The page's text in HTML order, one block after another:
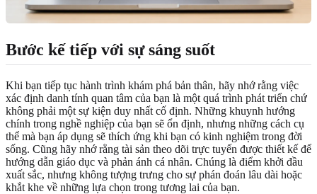
Bước kế tiếp với sự sáng suốt
Khi bạn tiếp tục hành trình khám phá bản thân, hãy nhớ rằng việc
xác định danh tính quan tâm của bạn là một quá trình phát triển chứ
không phải một sự kiện duy nhất cố định. Những khuynh hướng
chính trong nghề nghiệp của bạn sẽ ổn định, nhưng những cách cụ
thể mà bạn áp dụng sẽ thích ứng khi bạn có kinh nghiệm trong đời
sống. Cũng hãy nhớ rằng tài sản theo dõi trực tuyến được thiết kế để
hướng dẫn giáo dục và phản ánh cá nhân. Chúng là điểm khởi đầu
xuất sắc, nhưng không tượng trưng cho sự phán đoán lâu dài hoặc
khắt khe về những lựa chọn trong tương lai của bạn.